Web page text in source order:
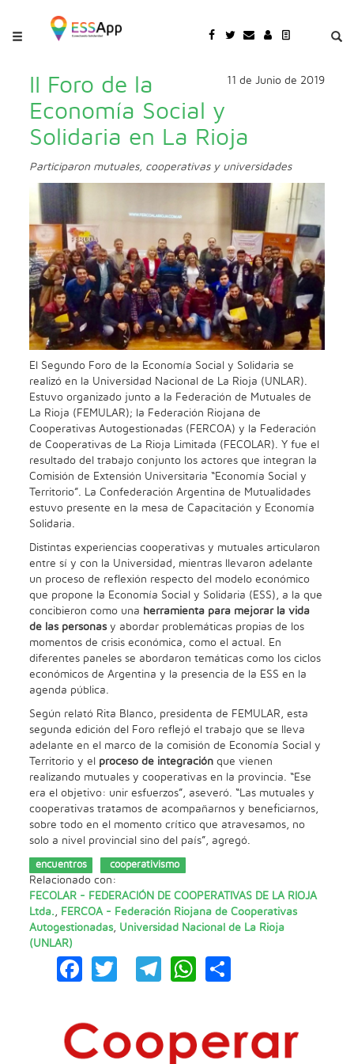
11 de Junio de 2019
II Foro de la
Economía Social y
Solidaria en La Rioja
Participaron mutuales, cooperativas y universidades
El Segundo Foro de la Economía Social y Solidaria se
realizó en la Universidad Nacional de La Rioja (UNLAR).
Estuvo organizado junto a la Federación de Mutuales de
La Rioja (FEMULAR); la Federación Riojana de
Cooperativas Autogestionadas (FERCOA) y la Federación
de Cooperativas de La Rioja Limitada (FECOLAR). Y fue el
resultado del trabajo conjunto los actores que integran la
Comisión de Extensión Universitaria “Economía Social y
Territorio”. La Confederación Argentina de Mutualidades
estuvo presente en la mesa de Capacitación y Economía
Solidaria.
Distintas experiencias cooperativas y mutuales articularon
entre sí y con la Universidad, mientras llevaron adelante
un proceso de reflexión respecto del modelo económico
que propone la Economía Social y Solidaria (ESS), a la que
concibieron como una herramienta para mejorar la vida
de las personasy abordar problemáticas propias de los
momentos de crisis económica, como el actual. En
diferentes paneles se abordaron temáticas como los ciclos
económicos de Argentina y la presencia de la ESS en la
agenda pública.
Según relató Rita Blanco, presidenta de FEMULAR, esta
segunda edición del Foro reflejó el trabajo que se lleva
adelante en el marco de la comisión de Economía Social y
Territorio y el proceso de integración que vienen
realizando mutuales y cooperativas en la provincia. “Ese
era el objetivo: unir esfuerzos”, aseveró. “Las mutuales y
cooperativas tratamos de acompañarnos y beneficiarnos,
sobre todo en el momento crítico que atravesamos, no
solo a nivel provincial sino del país”, agregó.
encuentros cooperativismo
Relacionado con:
FECOLAR - FEDERACIÓN DE COOPERATIVAS DE LA RIOJA
Ltda. , FERCOA - Federación Riojana de Cooperativas
Autogestionadas, Universidad Nacional de La Rioja
(UNLAR)
Facebook
TwitterTelegram
WhatsApp